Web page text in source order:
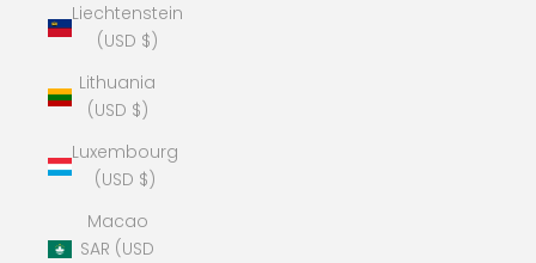
Liechtenstein
(USD $)
Lithuania
(USD $)
Luxembourg
(USD $)
Macao
SAR (USD